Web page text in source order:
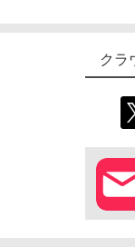
クラ